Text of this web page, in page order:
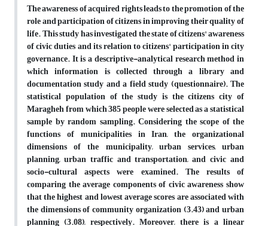
The awareness of acquired rights leads to the promotion of the
role and participation of citizens in improving their quality of
life. This study has investigated the state of citizens' awareness
of civic duties and its relation to citizens' participation in city
governance. It is a descriptive-analytical research method in
which information is collected through a library and
documentation study and a field study (questionnaire). The
statistical population of the study is the citizens city of
Maragheh from which 385 people were selected as a statistical
sample by random sampling. Considering the scope of the
functions of municipalities in Iran, the organizational
dimensions of the municipality, urban services, urban
planning, urban traffic and transportation, and civic and
socio-cultural aspects were examined. The results of
comparing the average components of civic awareness show
that the highest and lowest average scores are associated with
the dimensions of community organization (3.43) and urban
planning (3.08), respectively. Moreover, there is a linear